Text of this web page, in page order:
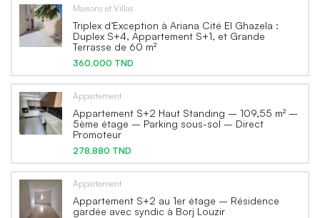
Maisons et Villas
Triplex d’Exception à Ariana Cité El Ghazela :
Duplex S+4, Appartement S+1, et Grande
Terrasse de 60 m²
360,000 TND
Appartement
Appartement S+2 Haut Standing – 109,55 m² –
5ème étage – Parking sous-sol – Direct
Promoteur
278,880 TND
Appartement
Appartement S+2 au 1er étage – Résidence
gardée avec syndic à Borj Louzir